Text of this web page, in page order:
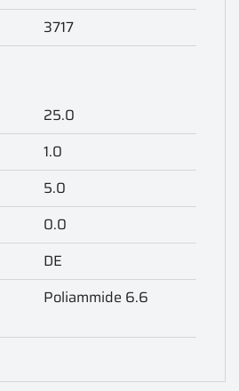
3717
25.0
1.0
5.0
0.0
DE
Poliammide 6.6